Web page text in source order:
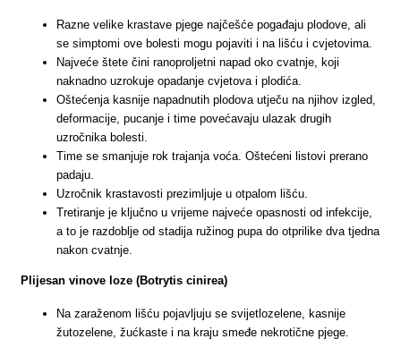
Razne velike krastave pjege najčešće pogađaju plodove, ali
se simptomi ove bolesti mogu pojaviti i na lišću i cvjetovima.
Najveće štete čini ranoproljetni napad oko cvatnje, koji
naknadno uzrokuje opadanje cvjetova i plodića.
Oštećenja kasnije napadnutih plodova utječu na njihov izgled,
deformacije, pucanje i time povećavaju ulazak drugih
uzročnika bolesti.
Time se smanjuje rok trajanja voća. Oštećeni listovi prerano
padaju.
Uzročnik krastavosti prezimljuje u otpalom lišću.
Tretiranje je ključno u vrijeme najveće opasnosti od infekcije,
a to je razdoblje od stadija ružinog pupa do otprilike dva tjedna
nakon cvatnje.
Plijesan vinove loze (Botrytis cinirea)
Na zaraženom lišću pojavljuju se svijetlozelene, kasnije
žutozelene, žućkaste i na kraju smeđe nekrotične pjege.